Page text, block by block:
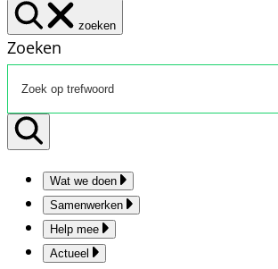
zoeken
Zoeken
Wat we doen
Samenwerken
Help mee
Actueel